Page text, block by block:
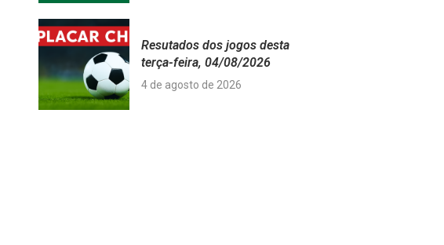
Resutados dos jogos desta
terça-feira, 04/08/2026
4 de agosto de 2026